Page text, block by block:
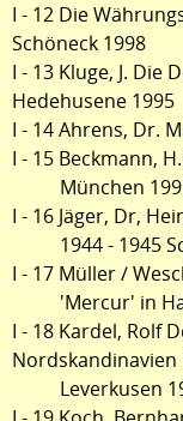
I - 12 Die
Schöneck 1998
I - 13 Kluge, J. Die
Hedehusene 1995
I - 14 Ahrens, Dr.
I - 15 Beckmann,
München
I - 16 Jäger, Dr,
1944 - 1945
I - 17 Müller /
'Mercur' in
I - 18 Kardel, Rolf
Nordskandinavien
Leverkusen